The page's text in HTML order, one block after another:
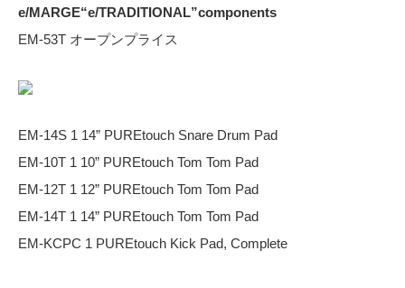
e/MARGE“e/TRADITIONAL”components
EM-53T オープンプライス
EM-14S 1 14” PUREtouch Snare Drum Pad
EM-10T 1 10” PUREtouch Tom Tom Pad
EM-12T 1 12” PUREtouch Tom Tom Pad
EM-14T 1 14” PUREtouch Tom Tom Pad
EM-KCPC 1 PUREtouch Kick Pad, Complete